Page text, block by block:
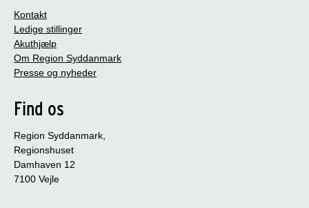
Kontakt
Ledige stillinger
Akuthjælp
Om Region Syddanmark
Presse og nyheder
Find os
Region Syddanmark,
Regionshuset
Damhaven 12
7100 Vejle